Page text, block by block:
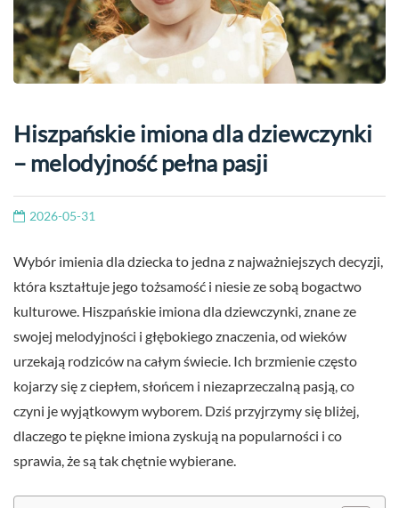
Hiszpańskie imiona dla dziewczynki
– melodyjność pełna pasji
2026-05-31
Wybór imienia dla dziecka to jedna z najważniejszych decyzji,
która kształtuje jego tożsamość i niesie ze sobą bogactwo
kulturowe. Hiszpańskie imiona dla dziewczynki, znane ze
swojej melodyjności i głębokiego znaczenia, od wieków
urzekają rodziców na całym świecie. Ich brzmienie często
kojarzy się z ciepłem, słońcem i niezaprzeczalną pasją, co
czyni je wyjątkowym wyborem. Dziś przyjrzymy się bliżej,
dlaczego te piękne imiona zyskują na popularności i co
sprawia, że są tak chętnie wybierane.